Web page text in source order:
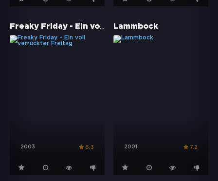
Freaky Friday - Ein voll verrückter Freitag
2003 6.3
Lammbock
2001 7.2